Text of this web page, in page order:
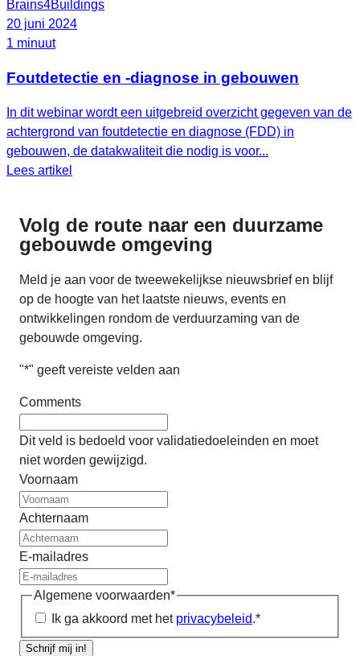
Brains4Buildings
20 juni 2024
1 minuut
Foutdetectie en -diagnose in gebouwen
In dit webinar wordt een uitgebreid overzicht gegeven van de
achtergrond van foutdetectie en diagnose (FDD) in
gebouwen, de datakwaliteit die nodig is voor...
Lees artikel
Volg de route naar een duurzame
gebouwde omgeving
Meld je aan voor de tweewekelijkse nieuwsbrief en blijf
op de hoogte van het laatste nieuws, events en
ontwikkelingen rondom de verduurzaming van de
gebouwde omgeving.
"*" geeft vereiste velden aan
Comments
Dit veld is bedoeld voor validatiedoeleinden en moet
niet worden gewijzigd.
Voornaam
Achternaam
E-mailadres
Algemene voorwaarden*
Ik ga akkoord met het privacybeleid.*
Schrijf mij in!